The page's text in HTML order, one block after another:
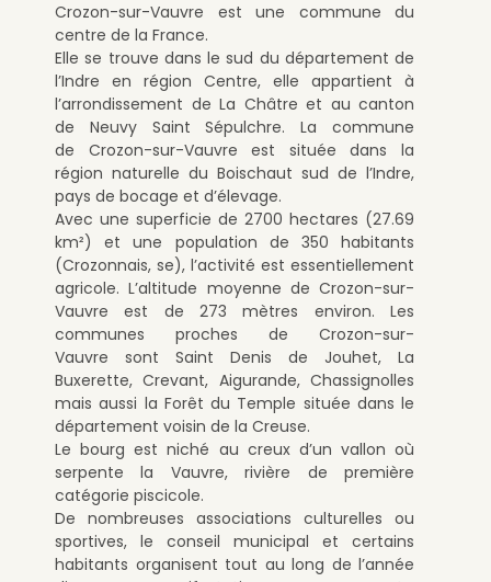
Crozon-sur-Vauvre
est une commune du
centre de la France.
Elle se trouve dans le sud du département de
l’Indre en région Centre, elle appartient à
l’arrondissement de La Châtre et au canton
de Neuvy Saint Sépulchre. La commune
de
Crozon-sur-Vauvre
est située dans la
région naturelle du Boischaut sud de l’Indre,
pays de bocage et d’élevage.
Avec une superficie de 2700 hectares (27.69
km²) et une population de 350 habitants
(Crozonnais, se), l’activité est essentiellement
agricole. L’altitude moyenne de Crozon-sur-
Vauvre
est de 273 mètres environ. Les
communes proches de
Crozon-sur-
Vauvre
sont Saint Denis de Jouhet, La
Buxerette, Crevant, Aigurande, Chassignolles
mais aussi la Forêt du Temple située dans le
département voisin de la Creuse.
Le bourg est niché au creux d’un vallon où
serpente la Vauvre, rivière de première
catégorie piscicole.
De nombreuses associations culturelles ou
sportives, le conseil municipal et certains
habitants organisent tout au long de l’année